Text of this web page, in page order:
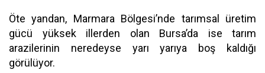
Öte yandan, Marmara Bölgesi’nde tarımsal üretim
gücü yüksek illerden olan Bursa’da ise tarım
arazilerinin neredeyse yarı yarıya boş kaldığı
görülüyor.